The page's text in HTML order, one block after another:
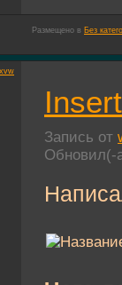
Размещено в Без
Запись от